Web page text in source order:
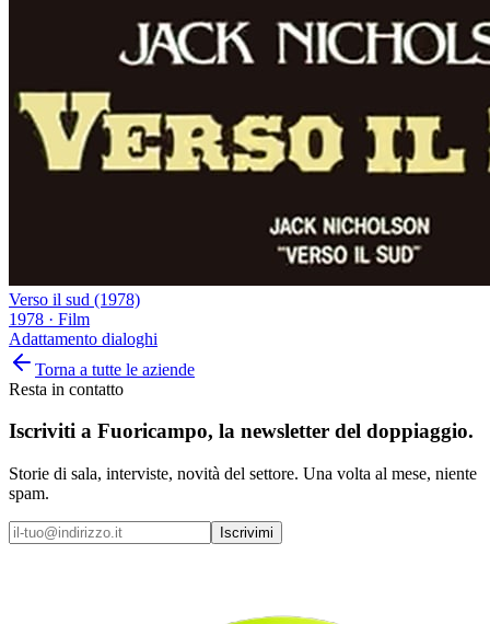
Verso il sud (1978)
1978 · Film
Adattamento dialoghi
Torna a tutte le aziende
Resta in contatto
Iscriviti a Fuoricampo, la newsletter del doppiaggio.
Storie di sala, interviste, novità del settore. Una volta al mese, niente
spam.
Iscrivimi